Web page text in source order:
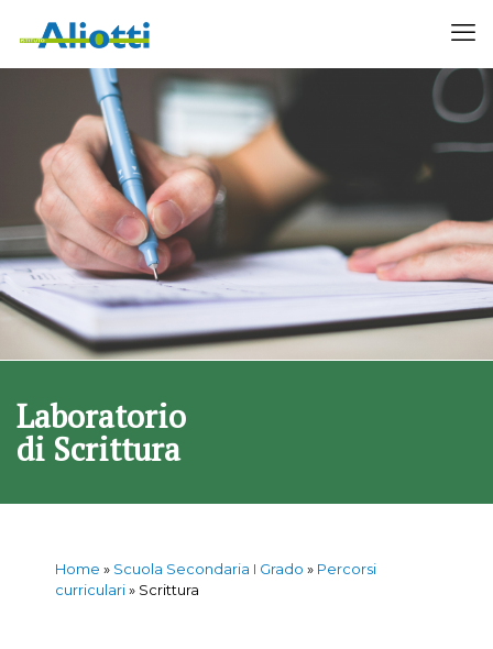
Laboratorio
di Scrittura
Home » Scuola Secondaria I Grado » Percorsi
curriculari» Scrittura